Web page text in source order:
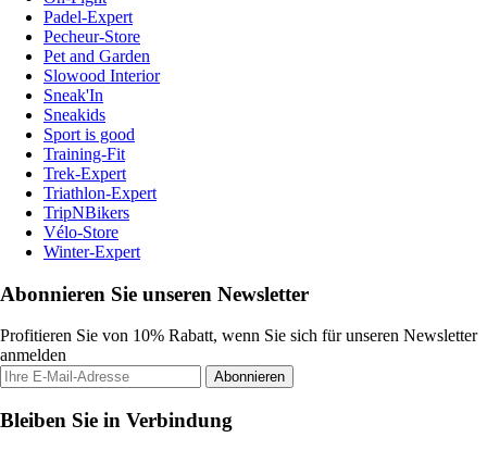
Padel-Expert
Pecheur-Store
Pet and Garden
Slowood Interior
Sneak'In
Sneakids
Sport is good
Training-Fit
Trek-Expert
Triathlon-Expert
TripNBikers
Vélo-Store
Winter-Expert
Abonnieren Sie unseren Newsletter
Profitieren Sie von 10% Rabatt, wenn Sie sich für unseren Newsletter
anmelden
Abonnieren
Bleiben Sie in Verbindung